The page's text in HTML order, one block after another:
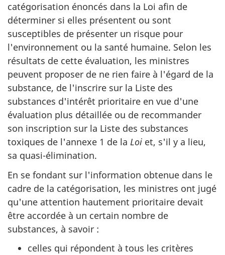
catégorisation énoncés dans la Loi afin de
déterminer si elles présentent ou sont
susceptibles de présenter un risque pour
l'environnement ou la santé humaine. Selon les
résultats de cette évaluation, les ministres
peuvent proposer de ne rien faire à l'égard de la
substance, de l'inscrire sur la Liste des
substances d'intérêt prioritaire en vue d'une
évaluation plus détaillée ou de recommander
son inscription sur la Liste des substances
toxiques de l'annexe 1 de la Loi et, s'il y a lieu,
sa quasi-élimination.
En se fondant sur l'information obtenue dans le
cadre de la catégorisation, les ministres ont jugé
qu'une attention hautement prioritaire devait
être accordée à un certain nombre de
substances, à savoir :
celles qui répondent à tous les critères